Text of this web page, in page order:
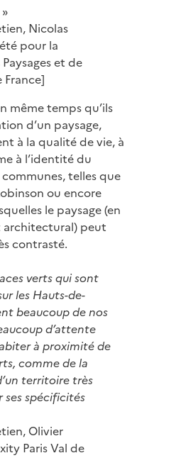
»
Nicolas
pour la
et de
France]
même temps qu’ils
d’un paysage,
à la qualité de vie, à
à l’identité du
telles que
ou encore
le paysage (en
peut
contrasté.
verts qui sont
les Hauts-de-
beaucoup de nos
d’attente
à proximité de
comme de la
territoire très
spécificités
Olivier
Paris Val de